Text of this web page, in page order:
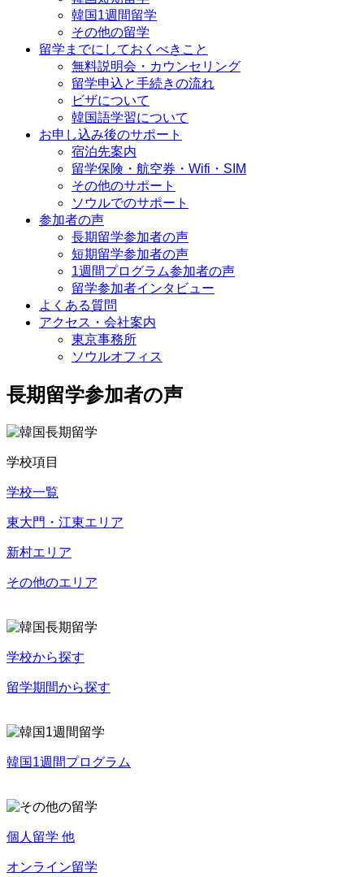
韓国1週間留学
その他の留学
留学までにしておくべきこと
無料説明会・カウンセリング
留学申込と手続きの流れ
ビザについて
韓国語学習について
お申し込み後のサポート
宿泊先案内
留学保険・航空券・Wifi・SIM
その他のサポート
ソウルでのサポート
参加者の声
長期留学参加者の声
短期留学参加者の声
1週間プログラム参加者の声
留学参加者インタビュー
よくある質問
アクセス・会社案内
東京事務所
ソウルオフィス
長期留学参加者の声
学校項目
学校一覧
東大門・江東エリア
新村エリア
その他のエリア
学校から探す
留学期間から探す
韓国1週間プログラム
個人留学 他
オンライン留学